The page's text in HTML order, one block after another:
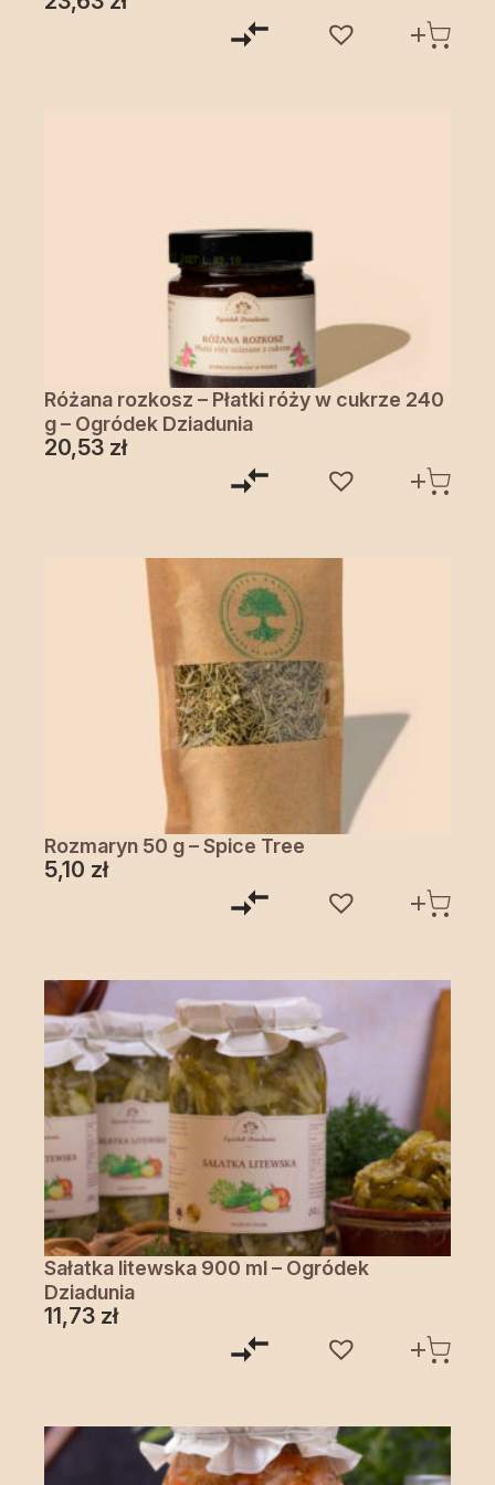
Różana rozkosz – Płatki róży w cukrze 240
g – Ogródek Dziadunia
20,53 zł
Rozmaryn 50 g – Spice Tree
5,10 zł
Sałatka litewska 900 ml – Ogródek
Dziadunia
11,73 zł